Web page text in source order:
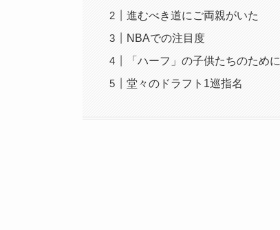
進むべき道にご両親がいた
NBAでの注目度
「ハーフ」の子供たちのために
堂々のドラフト1巡指名